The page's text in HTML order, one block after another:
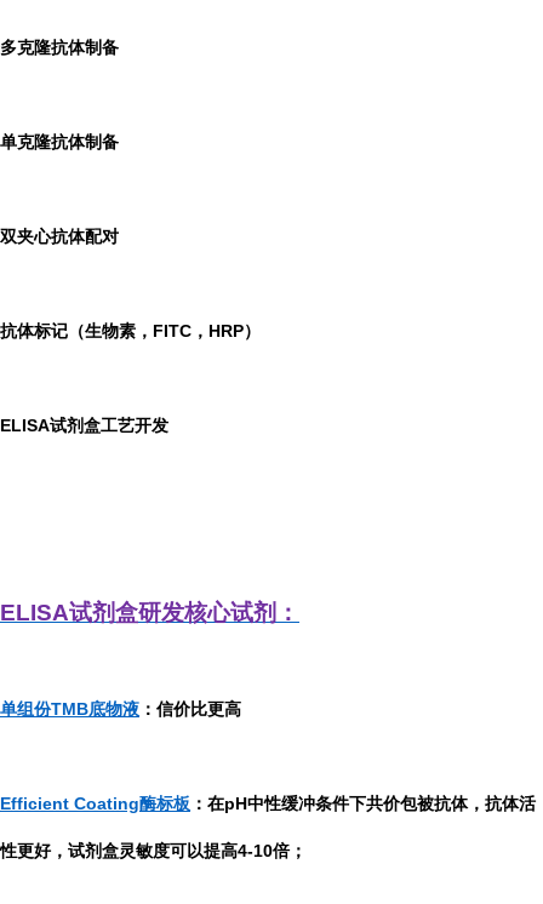
多克隆抗体制备
单克隆抗体制备
双夹心抗体配对
抗体标记（生物素，FITC，HRP）
ELISA试剂盒工艺开发
ELISA试剂盒研发核心试剂：
单组份TMB底物液 ：信价比更高
Efficient Coating酶标板 ：在pH中性缓冲条件下共价包被抗体，抗体活
性更好，试剂盒灵敏度可以提高4-10倍；